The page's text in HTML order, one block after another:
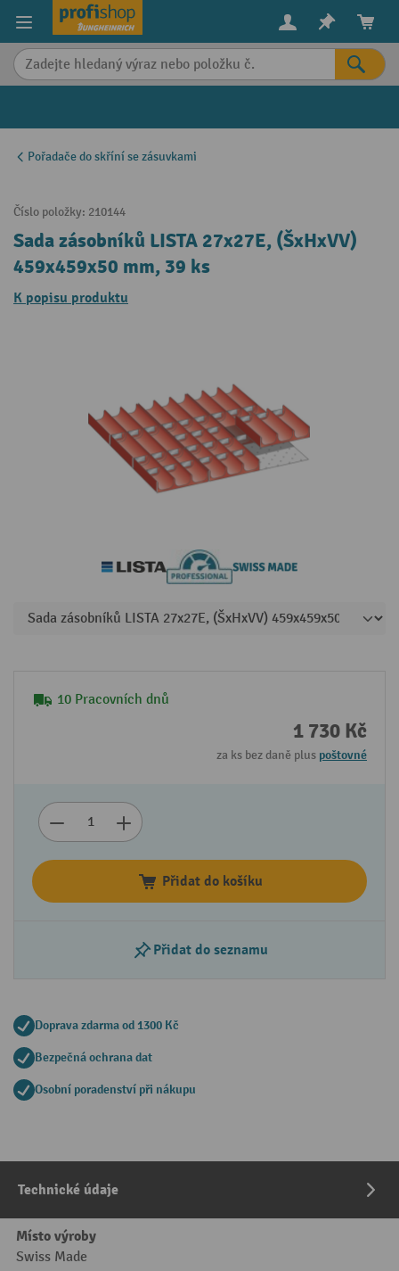
content
Pořadače do skříní se zásuvkami
Číslo položky: 210144
Sada zásobníků LISTA 27x27E, (ŠxHxVV)
459x459x50 mm, 39 ks
K popisu produktu
10 Pracovních dnů
1 730 Kč
za ks bez daně plus poštovné
Přidat do košíku
Přidat do seznamu
Doprava zdarma od 1300 Kč
Bezpečná ochrana dat
Osobní poradenství při nákupu
Technické údaje
Místo výroby
Swiss Made